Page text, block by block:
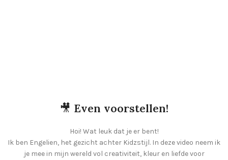
🎥 Even voorstellen!
Hoi! Wat leuk dat je er bent!
Ik ben Engelien, het gezicht achter Kidzstijl. In deze video neem ik
je mee in mijn wereld vol creativiteit, kleur en liefde voor